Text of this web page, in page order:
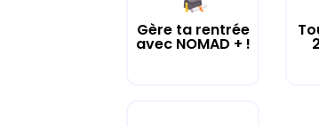
Gère ta rentrée
avec NOMAD + !